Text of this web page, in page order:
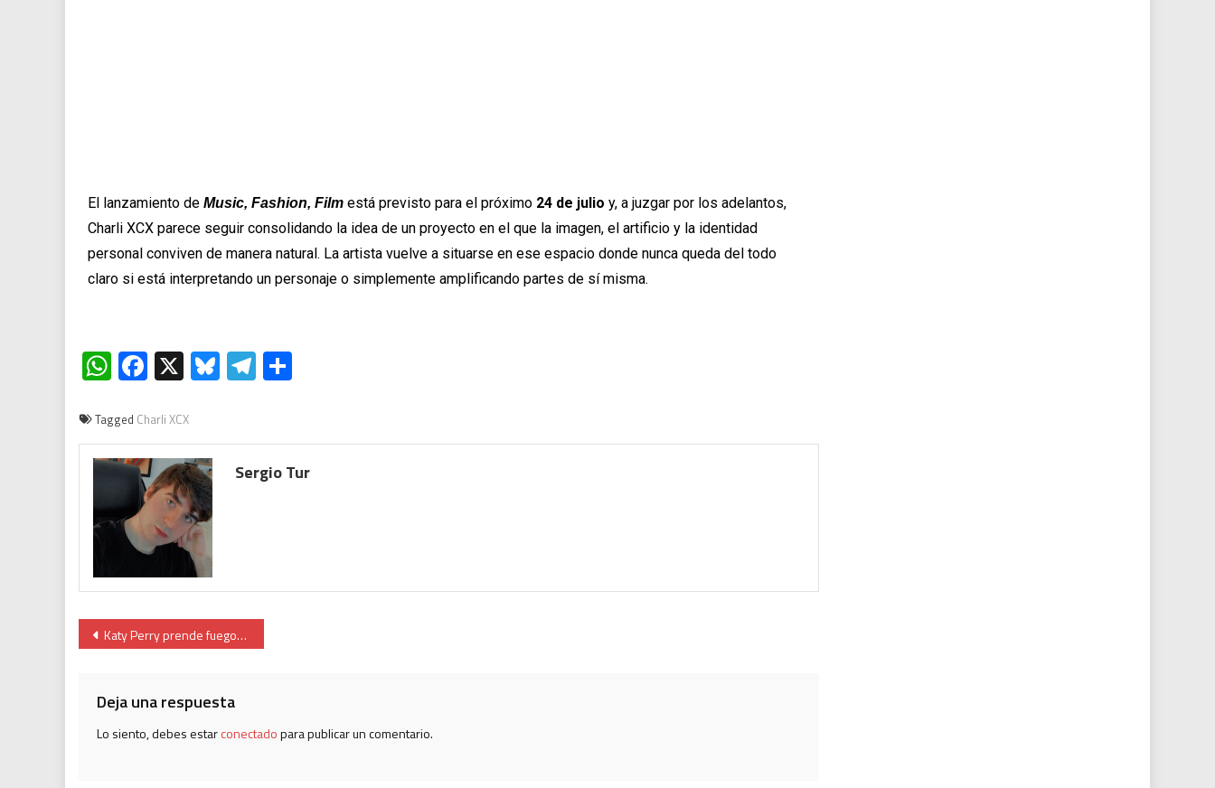
El lanzamiento de Music, Fashion, Film está previsto para el próximo 24 de julio y, a juzgar por los adelantos,
Charli XCX parece seguir consolidando la idea de un proyecto en el que la imagen, el artificio y la identidad
personal conviven de manera natural. La artista vuelve a situarse en ese espacio donde nunca queda del todo
claro si está interpretando un personaje o simplemente amplificando partes de sí misma.
WhatsApp
Facebook
X BlueskyTelegram
Tagged Charli XCX
Sergio Tur
Katy Perry prende fuego a su pasado en ‘Watch It Burn’
Deja una respuesta
Lo siento, debes estarconectadopara publicar un comentario.